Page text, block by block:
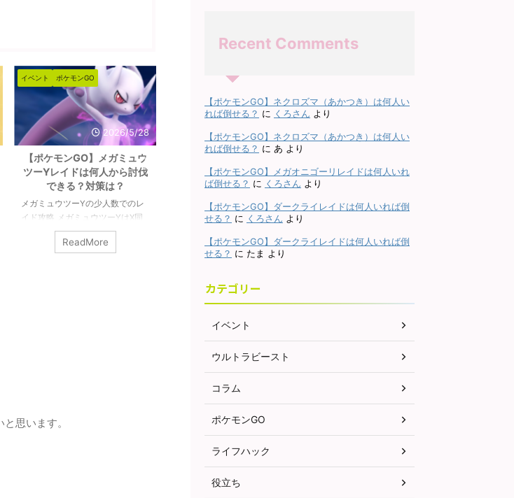
イベント ポケモンGO
2026/5/28
【ポケモンGO】メガミュウ
ツーYレイドは何人から討伐
できる？対策は？
メガミュウツーYの少人数でのレ
イド攻略 メガミュウツーYはX同
様に最低討伐人数は12人以上で
す。あくまで最低限挑めるのが12
Yはシールドが ...
ReadMore
ポケモンGO
2026/8/4
【ポケモンGO】シャドウ
（アナザー）レイドは何人か
ら討伐できる？対策は？
シャドウギラティナ（アナザー）
の少人数でのレイド攻略 シャドウ
対策や感想など。シャドウギラテ
ィナ（アナザー）は2人で討伐可
ですが、チームパワーやライトク
リスタルがあれば問題なく倒せま
ですが、GBL（対人戦）では、う
まく立ち回ればかなり強いです。
詳細については下記記事をご覧く
ださい。 シャドウギラティナ（ア
ナザー）最少対策人数は何人？ 大
は必須です。ーーーここ ...
ReadMore
ュウ（X＆Y）は何人から討
メガライチュウ（X＆Y）の少人数
です。ガチめで組むとシールドの
せないと思っておいた方が良いで
をご覧ください。 メガライチュウ
（X＆Y）の最少対策人数は何人？
最少人数はガチで組んで7人以上
必要（シールドは7枚）です。メ
ガライチュウXとメガライチュウY
ReadMore
思います。
Recent Comments
【ポケモンGO】ネクロズマ（あかつき）は何人い
れば倒せる？ に くろさん より
【ポケモンGO】ネクロズマ（あかつき）は何人い
れば倒せる？ に あ より
【ポケモンGO】メガオニゴーリレイドは何人いれ
ば倒せる？ に くろさん より
【ポケモンGO】ダークライレイドは何人いれば倒
せる？ に くろさん より
【ポケモンGO】ダークライレイドは何人いれば倒
せる？ に たま より
カテゴリー
イベント
ウルトラビースト
コラム
ポケモンGO
ライフハック
役立ち